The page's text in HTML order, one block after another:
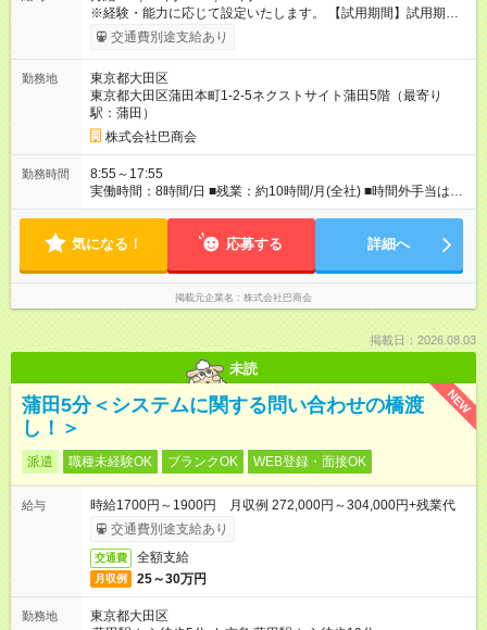
※経験・能力に応じて設定いたします。 【試用期間】試用期間
あり 試用期間の長さ：3ヶ月 雇用形態、給与は本採用時と同じ
です。
交通費別途支給あり
勤務地
東京都大田区
東京都大田区蒲田本町1-2-5ネクストサイト蒲田5階（最寄り
駅：蒲田）
株式会社巴商会
勤務時間
8:55～17:55
実働時間：8時間/日 ■残業：約10時間/月(全社) ■時間外手当は1
分単位で支給
気になる！ 応募する 詳細へ
掲載元企業名 株式会社巴商会
掲載日：2026.08.03
未読
NEW
蒲田5分＜システムに関する問い合わせの橋渡
し！＞
派遣 職種未経験OK ブランクOK WEB登録・面接OK
給与
時給1700円～1900円 月収例 272,000円～304,000円+残業代
交通費別途支給あり
交通費 全額支給
月収例 25～30万円
勤務地
東京都大田区